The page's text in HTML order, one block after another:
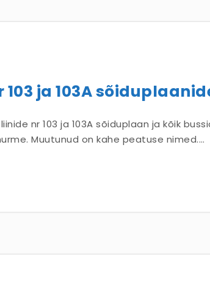
103 ja 103A
nr 103 ja 103A sõiduplaan ja kõik
Muutunud on kahe peatuse nimed.…